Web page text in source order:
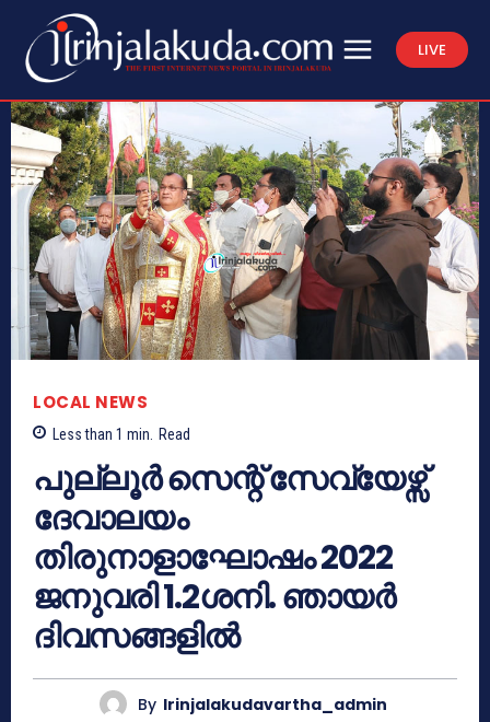
LIVE
LOCAL NEWS
Less than 1 min. Read
പുല്ലൂർ സെന്റ് സേവ്യേഴ്സ്
ദേവാലയം
തിരുനാളാഘോഷം 2022
ജനുവരി 1.2ശനി. ഞായർ
ദിവസങ്ങളിൽ
By Irinjalakudavartha_admin